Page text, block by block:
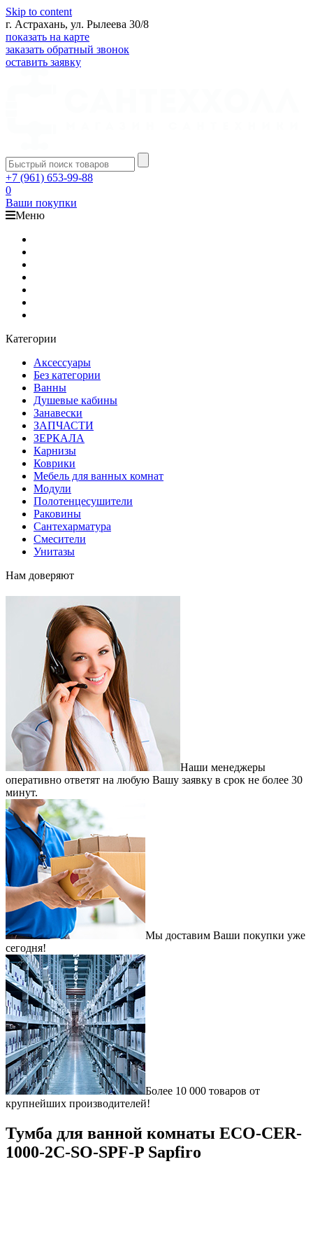
Skip to content
г. Астрахань, ул. Рылеева 30/8
показать на карте
заказать обратный звонок
оставить заявку
+7 (961) 653-99-88
0
Ваши покупки
Меню
Категории
Аксессуары
Без категории
Ванны
Душевые кабины
Занавески
ЗАПЧАСТИ
ЗЕРКАЛА
Карнизы
Коврики
Мебель для ванных комнат
Модули
Полотенцесушители
Раковины
Сантехарматура
Смесители
Унитазы
Нам доверяют
Наши менеджеры
оперативно ответят на любую Вашу заявку в срок не более 30
минут.
Мы доставим Ваши покупки уже
сегодня!
Более 10 000 товаров от
крупнейших производителей!
Тумба для ванной комнаты ECO-CER-
1000-2C-SO-SPF-P Sapfiro